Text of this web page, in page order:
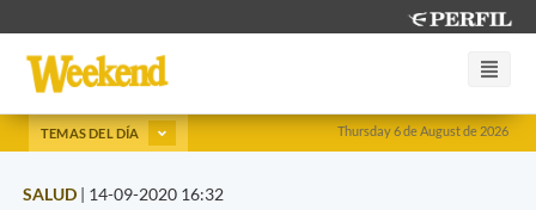
Thursday 6 de August de 2026
TEMAS DEL DÍA
SALUD | 14-09-2020 16:32